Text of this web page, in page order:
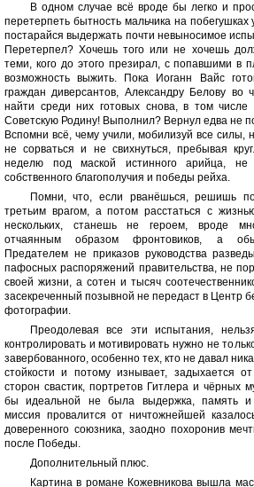
В одном случае всё вроде бы легко и
перетерпеть бытность мальчика на
постарайся выдержать почти невыносимое
Перетерпел? Хочешь того или не хочешь
теми, кого до этого презирал, с попавшими в
возможность выжить. Пока Иоганн Вайс
граждан диверсантов, Александру Белову
найти среди них готовых снова, в том
Советскую Родину! Выполнил? Вернул едва не
Вспомни всё, чему учили, мобилизуй все силы,
не сорваться и не свихнуться, пребывая
неделю под маской истинного арийца,
собственного благополучия и победы рейха.
Помни, что, если рванёшься, решишь
третьим врагом, а потом расстаться с
нескольких, станешь не героем, вроде
отчаянным образом фронтовиков, а
Предателем не приказов руководства
пафосных распоряжений правительства, не
своей жизни, а сотен и тысяч
засекреченный позывной не передаст в Центр
фотографии.
Преодолевая все эти испытания,
контролировать и мотивировать нужно не
завербованного, особенно тех, кто не давал
стойкости и потому изнывает, задыхается
сторон свастик, портретов Гитлера и чёрных
бы идеальной не была выдержка, память и
миссия провалится от ничтожнейшей
доверенного союзника, заодно похоронив
после Победы.
Дополнительный плюс.
Картина в романе Кожевникова вышла